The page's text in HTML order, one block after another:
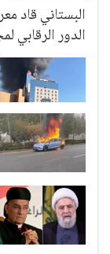
البستاني قاد
الدور الرقابي